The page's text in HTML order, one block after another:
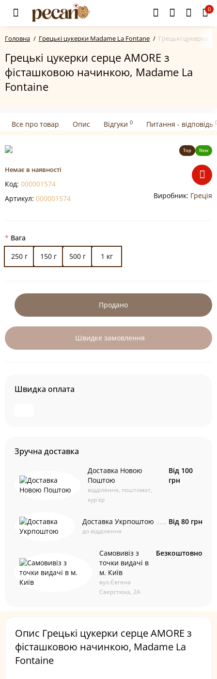
0
Головна Грецькі цукерки Madame La Fontane Грецькі цукерки
Грецькі цукерки серце AMORE з
фісташковою начинкою, Madame La
Fontaine
Все про товар Опис Відгуки 0 Питання - відповідь
Top New
Немає в наявності
Код: 000001574
Артикул: 000001574 Виробник: Греція
Вага
250 г
150 г 500 г 1 кг
Продано
Швидке замовлення
Швидка оплата
Зручна доставка
Доставка Новою
Поштою
відділення, поштомат,
кур'єр
Від 100
грн
Доставка Укрпоштою
до відділення
Від 80 грн
Самовивіз з
точки видачі в
м. Київ
вул.Євгена
Сверстюка, 2А
Безкоштовно
Опис Грецькі цукерки серце AMORE з
фісташковою начинкою, Madame La
Fontaine